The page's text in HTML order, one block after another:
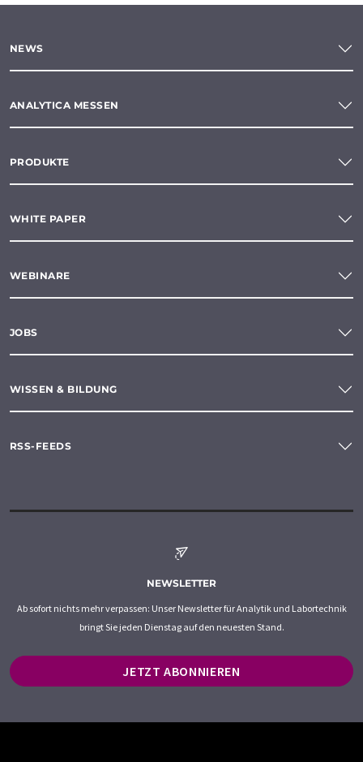
NEWS
ANALYTICA MESSEN
PRODUKTE
WHITE PAPER
WEBINARE
JOBS
WISSEN & BILDUNG
RSS-FEEDS
NEWSLETTER
Ab sofort nichts mehr verpassen: Unser Newsletter für Analytik und Labortechnik
bringt Sie jeden Dienstag auf den neuesten Stand.
JETZT ABONNIEREN